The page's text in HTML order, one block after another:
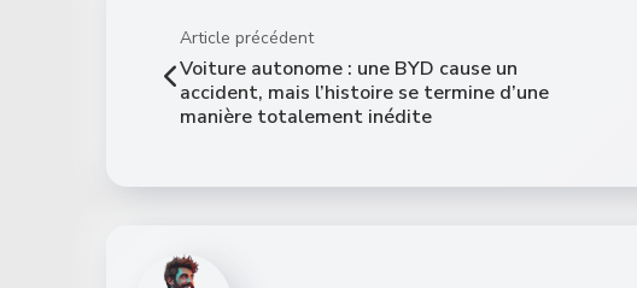
Article précédent
Voiture autonome : une BYD cause un
accident, mais l’histoire se termine d’une
manière totalement inédite